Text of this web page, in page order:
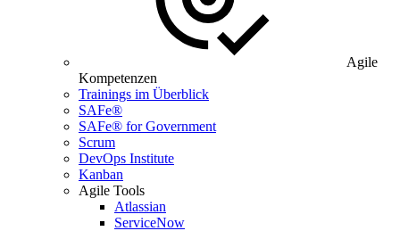
Agile
Kompetenzen
Trainings im Überblick
SAFe®
SAFe® for Government
Scrum
DevOps Institute
Kanban
Agile Tools
Atlassian
ServiceNow